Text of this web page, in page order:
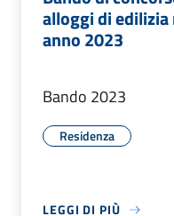
alloggi di
anno 2023
Bando 2023
Residenza
LEGGI DI PIÙ